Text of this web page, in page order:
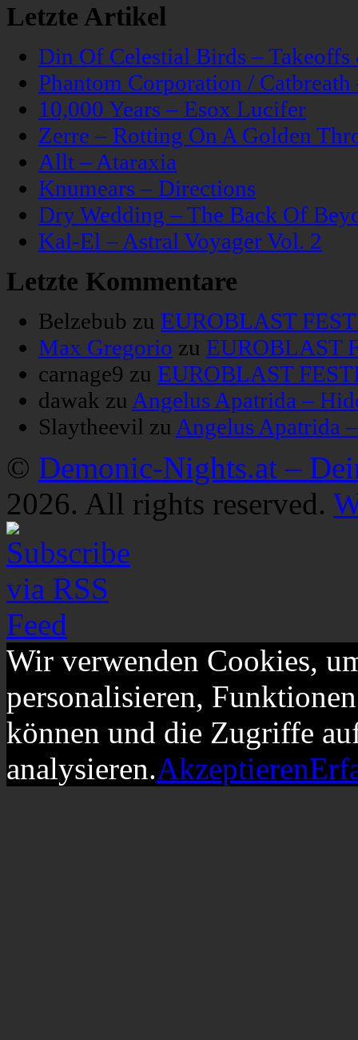
Letzte Artikel
Din Of Celestial Birds –
Phantom Corporation /
10,000 Years – Esox Lucifer
Zerre – Rotting On A Golden
Allt – Ataraxia
Knumears – Directions
Dry Wedding – The Back Of
Kal-El – Astral Voyager Vol. 2
Letzte Kommentare
Belzebub zu EUROBLAST
Max Gregorio zu EUROBLAST
carnage9 zu EUROBLAST
dawak zu Angelus Apatrida –
Slaytheevil zu Angelus Apatrida
© Demonic-Nights.at –
2026. All rights reserved.
Wir verwenden Cookies,
personalisieren,
können und die Zugriffe
analysieren.Akzeptieren